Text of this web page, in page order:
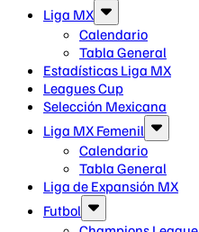
Liga MX
Calendario
Tabla General
Estadísticas Liga MX
Leagues Cup
Selección Mexicana
Liga MX Femenil
Calendario
Tabla General
Liga de Expansión MX
Futbol